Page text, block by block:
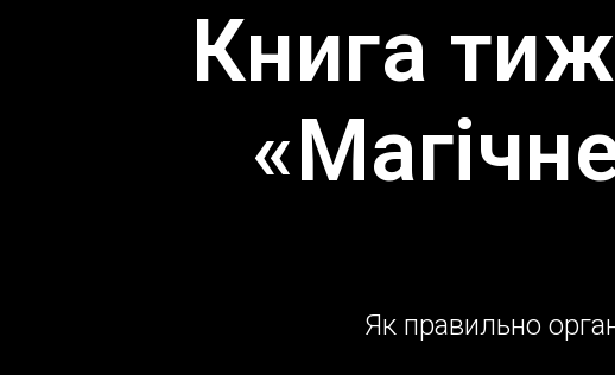
Книга
Як правильно